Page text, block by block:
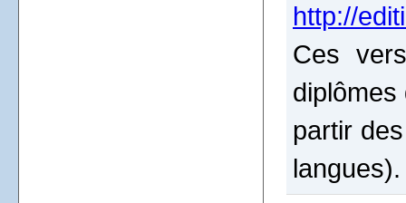
http://
Ces
diplômes
partir
langues).